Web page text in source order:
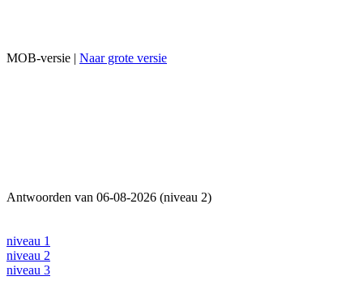
MOB-versie | Naar grote versie
Antwoorden van 06-08-2026 (niveau 2)
niveau 1
niveau 2
niveau 3